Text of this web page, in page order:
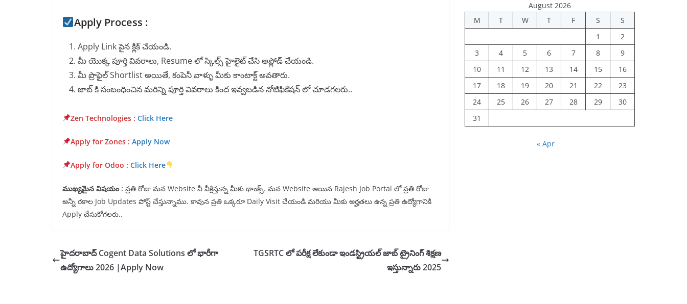
Apply Process :
Apply Link పైన క్లిక్ చేయండి.
మీ యొక్క పూర్తి వివరాలు, Resume లో స్కిల్స్ హైలైట్ చేసి అప్లోడ్ చేయండి.
మీ ప్రొఫైల్ Shortlist అయితే, కంపెనీ వాళ్ళు మీకు కాంటాక్ట్ అవతారు.
జాబ్ కి సంబంధించిన మరిన్ని పూర్తి వివరాలు కింద ఇవ్వబడిన నోటిఫికేషన్ లో చూడగలరు..
Zen Technologies : Click Here
Apply for Zones : Apply Now
Apply for Odoo : Click Here
ముఖ్యమైన విషయం : ప్రతి రోజు మన Website నీ వీక్షిస్తున్న మీకు థాంక్స్. మన Website అయిన Rajesh Job Portal లో ప్రతి రోజు
అన్నీ రకాల Job Updates పోస్ట్ చేస్తున్నాము. కావున ప్రతి ఒక్కరూ Daily Visit చేయండి మరియు మీకు అర్హతలు ఉన్న ప్రతి ఉద్యోగానికి
Apply చేసుకోగలరు..
హైదరాబాద్ Cogent Data Solutions లో భారీగా
ఉద్యోగాలు 2026 |Apply Now
TGSRTC లో పరీక్ష లేకుండా ఇండస్ట్రియల్ జాబ్ ట్రైనింగ్ శిక్షణ
ఇస్తున్నారు 2025
August 2026
M
T W T F S
S
1
2
3
4 5 6 7 8
9
10
11 12 13 14 15
16
17
18 19 20 21 22
23
24
25 26 27 28 29
30
31
« Apr